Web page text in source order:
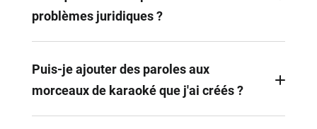
problèmes juridiques ?
personnel est généralement légale. Toutefois, la
distribution, la vente ou l'utilisation à des fins
Puis-je ajouter des paroles aux
morceaux de karaoké que j'ai créés ?